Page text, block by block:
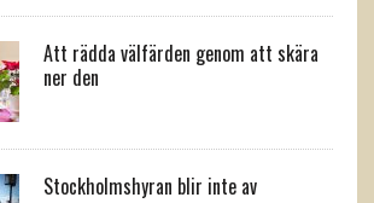
Att rädda välfärden genom att skära
ner den
Stockholmshyran blir inte av